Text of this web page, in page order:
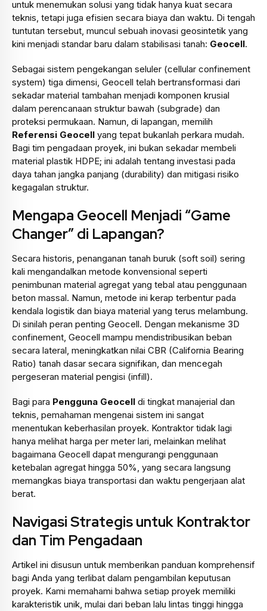
untuk menemukan solusi yang tidak hanya kuat secara
teknis, tetapi juga efisien secara biaya dan waktu. Di tengah
tuntutan tersebut, muncul sebuah inovasi geosintetik yang
kini menjadi standar baru dalam stabilisasi tanah: Geocell.
Sebagai sistem pengekangan seluler (cellular confinement
system) tiga dimensi, Geocell telah bertransformasi dari
sekadar material tambahan menjadi komponen krusial
dalam perencanaan struktur bawah (subgrade) dan
proteksi permukaan. Namun, di lapangan, memilih
Referensi Geocell yang tepat bukanlah perkara mudah.
Bagi tim pengadaan proyek, ini bukan sekadar membeli
material plastik HDPE; ini adalah tentang investasi pada
daya tahan jangka panjang (durability) dan mitigasi risiko
kegagalan struktur.
Mengapa Geocell Menjadi “Game
Changer” di Lapangan?
Secara historis, penanganan tanah buruk (soft soil) sering
kali mengandalkan metode konvensional seperti
penimbunan material agregat yang tebal atau penggunaan
beton massal. Namun, metode ini kerap terbentur pada
kendala logistik dan biaya material yang terus melambung.
Di sinilah peran penting Geocell. Dengan mekanisme 3D
confinement, Geocell mampu mendistribusikan beban
secara lateral, meningkatkan nilai CBR (California Bearing
Ratio) tanah dasar secara signifikan, dan mencegah
pergeseran material pengisi (infill).
Bagi para Pengguna Geocell di tingkat manajerial dan
teknis, pemahaman mengenai sistem ini sangat
menentukan keberhasilan proyek. Kontraktor tidak lagi
hanya melihat harga per meter lari, melainkan melihat
bagaimana Geocell dapat mengurangi penggunaan
ketebalan agregat hingga 50%, yang secara langsung
memangkas biaya transportasi dan waktu pengerjaan alat
berat.
Navigasi Strategis untuk Kontraktor
dan Tim Pengadaan
Artikel ini disusun untuk memberikan panduan komprehensif
bagi Anda yang terlibat dalam pengambilan keputusan
proyek. Kami memahami bahwa setiap proyek memiliki
karakteristik unik, mulai dari beban lalu lintas tinggi hingga